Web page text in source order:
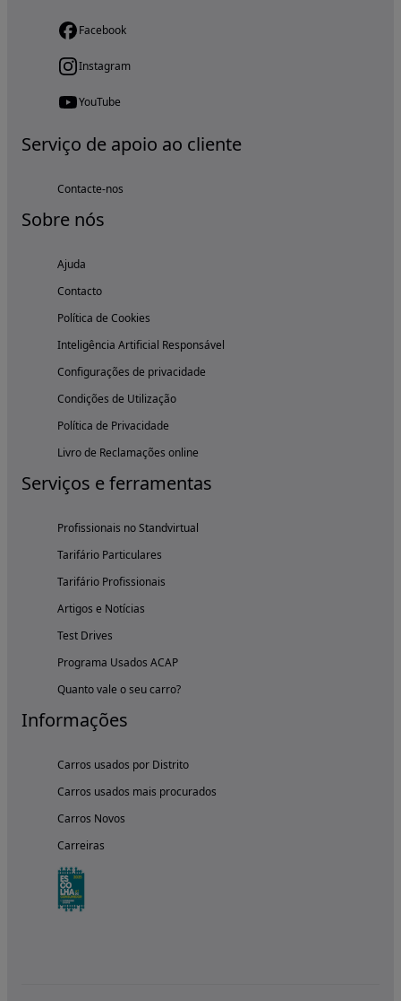
Facebook
Instagram
YouTube
Serviço de apoio ao cliente
Contacte-nos
Sobre nós
Ajuda
Contacto
Política de Cookies
Inteligência Artificial Responsável
Configurações de privacidade
Condições de Utilização
Política de Privacidade
Livro de Reclamações online
Serviços e ferramentas
Profissionais no Standvirtual
Tarifário Particulares
Tarifário Profissionais
Artigos e Notícias
Test Drives
Programa Usados ACAP
Quanto vale o seu carro?
Informações
Carros usados por Distrito
Carros usados mais procurados
Carros Novos
Carreiras